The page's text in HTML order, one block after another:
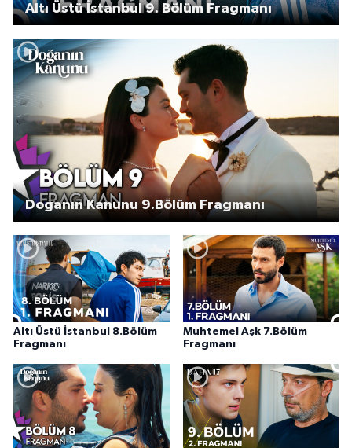
Altı Üstü İstanbul 9. Bölüm Fragmanı
Doğanın Kanunu 9.Bölüm Fragmanı
Altı Üstü İstanbul 8.Bölüm
Fragmanı
Muhtemel Aşk 7.Bölüm
Fragmanı